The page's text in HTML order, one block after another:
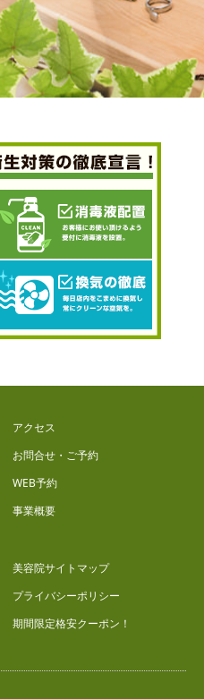
アクセス
お問合せ・ご予約
WEB予約
事業概要
美容院サイトマップ
プライバシーポリシー
期間限定格安クーポン！